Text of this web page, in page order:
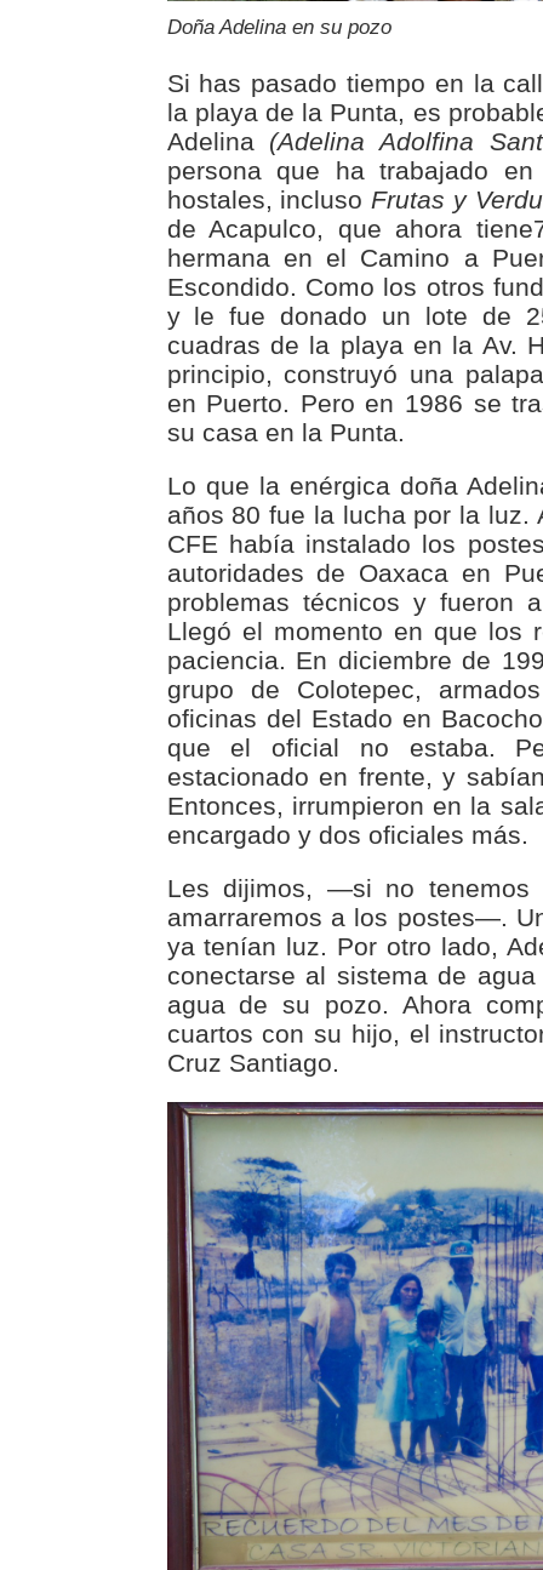
Doña Adelina en su pozo
Si has pasado tiempo en la
la playa de la Punta, es
Adelina (Adelina Adolfina
persona que ha trabajado
hostales, incluso Frutas y
de Acapulco, que ahora
hermana en el Camino a
Escondido. Como los otros
y le fue donado un lote de
cuadras de la playa en la Av.
principio, construyó una
en Puerto. Pero en 1986 se
su casa en la Punta.
Lo que la enérgica doña
años 80 fue la lucha por la luz.
CFE había instalado los
autoridades de Oaxaca en
problemas técnicos y fueron
Llegó el momento en que los
paciencia. En diciembre de
grupo de Colotepec,
oficinas del Estado en
que el oficial no estaba.
estacionado en frente, y
Entonces, irrumpieron en la
encargado y dos oficiales más.
Les dijimos, —si no tenemos
amarraremos a los postes—.
ya tenían luz. Por otro lado,
conectarse al sistema de
agua de su pozo. Ahora
cuartos con su hijo, el
Cruz Santiago.